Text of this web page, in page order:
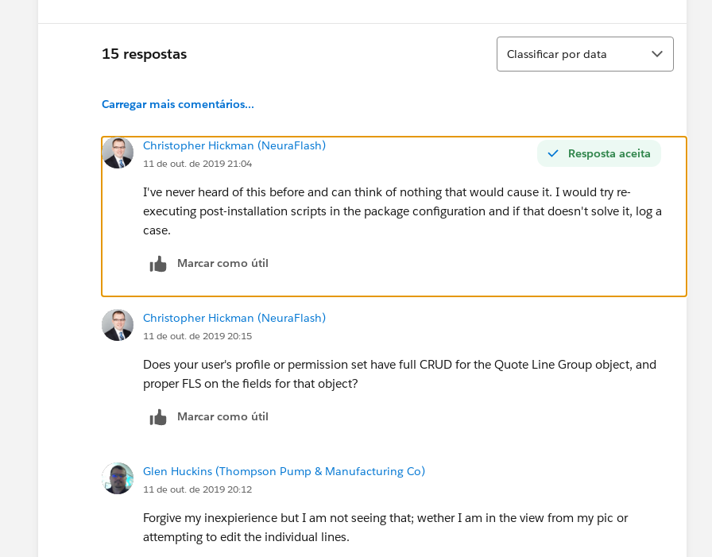
15 respostas
Classificar
Classificar por data
Carregar mais comentários...
Resposta aceita
Christopher Hickman (NeuraFlash)
11 de out. de 2019 21:04
I've never heard of this before and can think of nothing that would cause it. I would try re-
executing post-installation scripts in the package configuration and if that doesn't solve it, log a
case.
Marcar como útil
Christopher Hickman (NeuraFlash)
11 de out. de 2019 20:15
Does your user's profile or permission set have full CRUD for the Quote Line Group object, and
proper FLS on the fields for that object?
Marcar como útil
Glen Huckins (Thompson Pump & Manufacturing Co)
11 de out. de 2019 20:12
Forgive my inexpierience but I am not seeing that; wether I am in the view from my pic or
attempting to edit the individual lines.